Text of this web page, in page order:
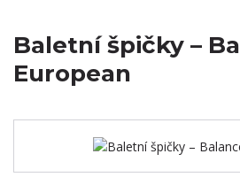
Baletní špičky –
European